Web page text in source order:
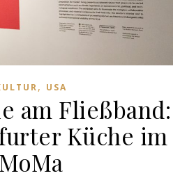
, USA
am Fließband:
Küche im
MoMa